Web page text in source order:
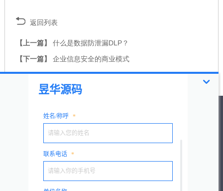
返回列表
【上一篇】什么是数据防泄漏DLP？
【下一篇】企业信息安全的商业模式
服务热线
方案咨询：133 1107 1385
资料索取：zl@yhymdata.com